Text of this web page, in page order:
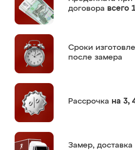
договора всего
Сроки
после замера
Рассрочка на 3,
Замер,